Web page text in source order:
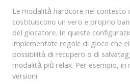
Le modalità hardcore nel contesto
costituiscono un vero e proprio
del giocatore. In queste
implementate regole di gioco che
possibilità di recupero o di
modalità più relax. Per esempio,
versioni: